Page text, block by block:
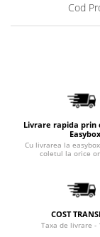
Cod
Livrare rapida prin
Easybox
Cu livrarea la
coletul la orice
COST
Taxa de livrare -